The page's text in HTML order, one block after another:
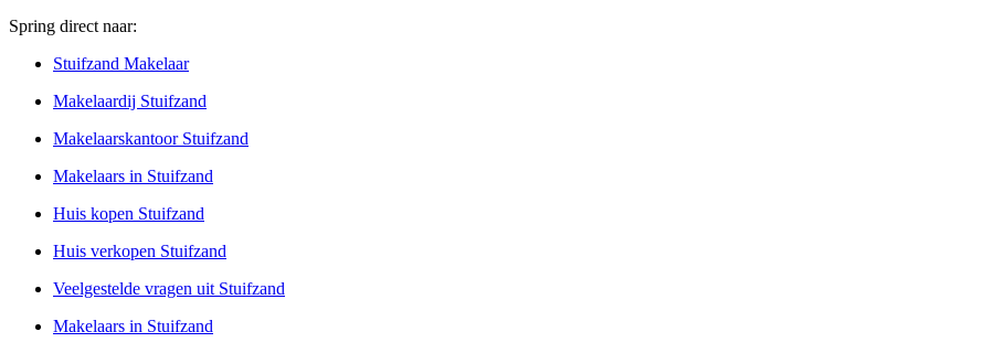
Spring direct naar:
Stuifzand Makelaar
Makelaardij Stuifzand
Makelaarskantoor Stuifzand
Makelaars in Stuifzand
Huis kopen Stuifzand
Huis verkopen Stuifzand
Veelgestelde vragen uit Stuifzand
Makelaars in Stuifzand